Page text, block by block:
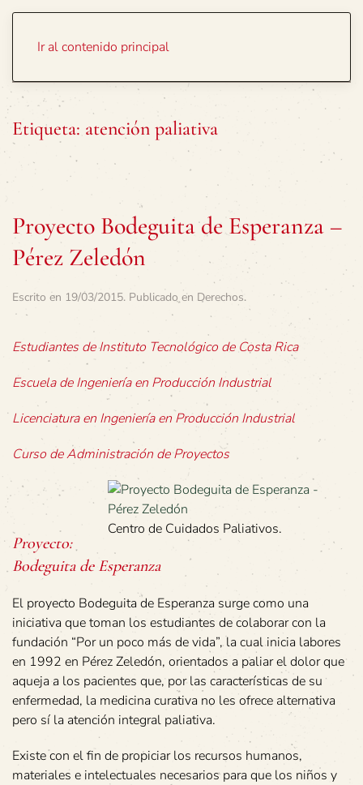
Ir al contenido principal
Etiqueta: atención paliativa
Proyecto Bodeguita de Esperanza –
Pérez Zeledón
Escrito en 19/03/2015. Publicado en Derechos.
Estudiantes de Instituto Tecnológico de Costa Rica
Escuela de Ingeniería en Producción Industrial
Licenciatura en Ingeniería en Producción Industrial
Curso de Administración de Proyectos
Centro de Cuidados Paliativos.
Proyecto:
Bodeguita de Esperanza
El proyecto Bodeguita de Esperanza surge como una
iniciativa que toman los estudiantes de colaborar con la
fundación “Por un poco más de vida”, la cual inicia labores
en 1992 en Pérez Zeledón, orientados a paliar el dolor que
aqueja a los pacientes que, por las características de su
enfermedad, la medicina curativa no les ofrece alternativa
pero sí la atención integral paliativa.
Existe con el fin de propiciar los recursos humanos,
materiales e intelectuales necesarios para que los niños y